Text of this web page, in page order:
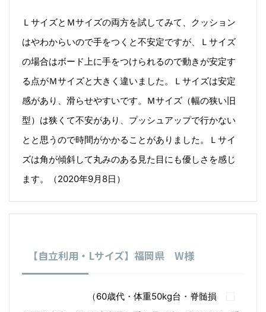
ＬサイズとＭサイズの両方を試してみて、クッション
はやわからいので手をつくと不安定ですが、Ｌサイズ
の場合はボード上に手をつけられるので動きが安定す
る点がＭサイズと大きく違いました。Ｌサイズは安定
感があり、滑らせやすいです。Ｍサイズ（幅の狭い旧
型）は狭くて不安があり、プッシュアップで行かない
とと思うので時間がかかることがありました。Ｌサイ
ズは角が傾斜して丸みのある見た目にも優しさを感じ
ます。（2020年9月8日）
【自立利用・Lサイズ】福岡県 W様
（60歳代・体重50kg台・脊髄損